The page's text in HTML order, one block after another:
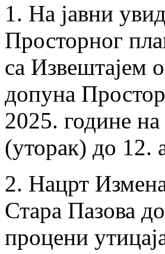
1. На јавни
Просторног
са Извештајем
допуна
2025. године
(уторак) до 12.
2. Нацрт
Стара Пазова
процени